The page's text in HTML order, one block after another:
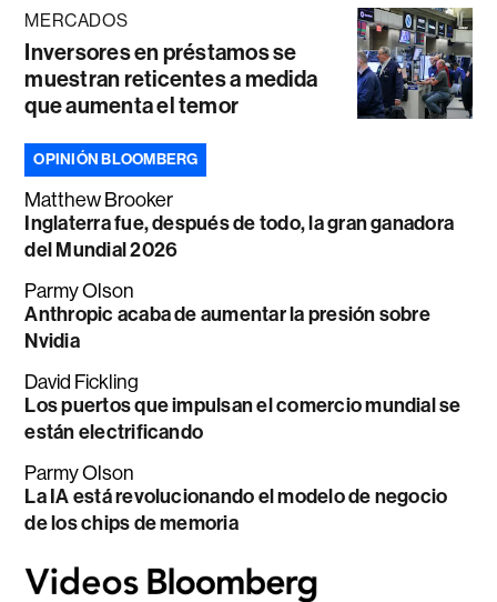
MERCADOS
Inversores en préstamos se
muestran reticentes a medida
que aumenta el temor
OPINIÓN BLOOMBERG
Matthew Brooker
Inglaterra fue, después de todo, la gran ganadora
del Mundial 2026
Parmy Olson
Anthropic acaba de aumentar la presión sobre
Nvidia
David Fickling
Los puertos que impulsan el comercio mundial se
están electrificando
Parmy Olson
La IA está revolucionando el modelo de negocio
de los chips de memoria